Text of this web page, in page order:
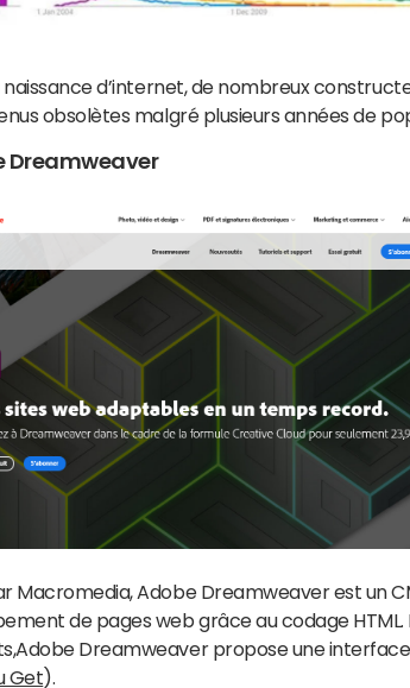
naissance d’internet, de nombreux
obsolètes malgré plusieurs années de
Dreamweaver
Macromedia, Adobe Dreamweaver est un
de pages web grâce au codage
Dreamweaver propose une interface
Get).